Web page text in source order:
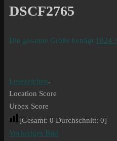
DSCF2765
Die gesamte Größe beträgt 1024
Lesezeichen.
Location Score
Urbex Score
[Gesamt: 0 Durchschnitt: 0]
Vorheriges Bild